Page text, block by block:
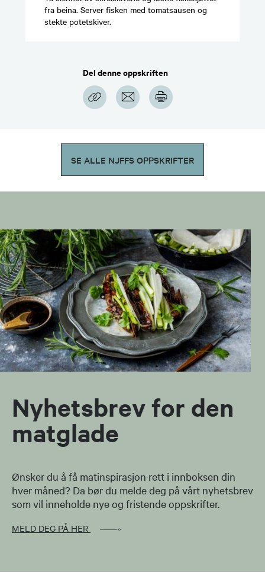
fra beina. Server fisken med tomatsausen og
stekte potetskiver.
Del denne oppskriften
SE ALLE NJFFS OPPSKRIFTER
Nyhetsbrev for den
matglade
Ønsker du å få matinspirasjon rett i innboksen din
hver måned? Da bør du melde deg på vårt nyhetsbrev
som vil inneholde nye og fristende oppskrifter.
MELD DEG PÅ HER